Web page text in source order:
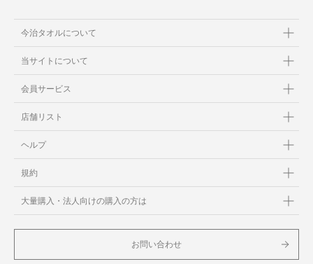
今治タオルについて
当サイトについて
会員サービス
店舗リスト
ヘルプ
規約
大量購入・法人向けの購入の方は
お問い合わせ